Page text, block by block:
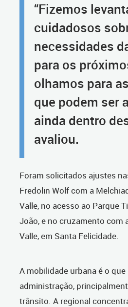
“Fizemos
cuidadosos
necessidades
para os
olhamos para
que podem ser
ainda dentro
avaliou.
Foram solicitados ajustes
Fredolin Wolf com a
Valle, no acesso ao Parque
João, e no cruzamento com
Valle, em Santa Felicidade.
A mobilidade urbana é o
administração,
trânsito. A regional